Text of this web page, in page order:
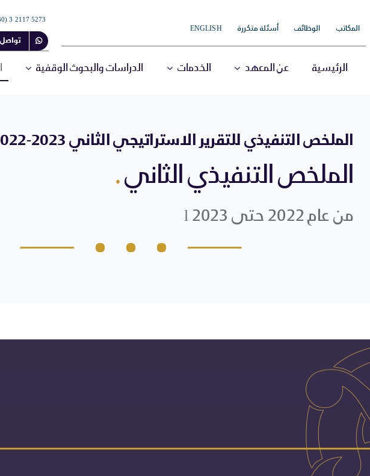
المكاتب الوظائف أسئلة متكررة ENGLISH
5273 2117 3 (60+)
الرئيسية عن المعهد الخدمات الدراسات والبحوث الوقفية
الملخص التنفيذي للتقرير الاستراتيجي الثاني 2023-2022 م
الملخص التنفيذي الثاني.
من عام 2022 حتى 2023 l